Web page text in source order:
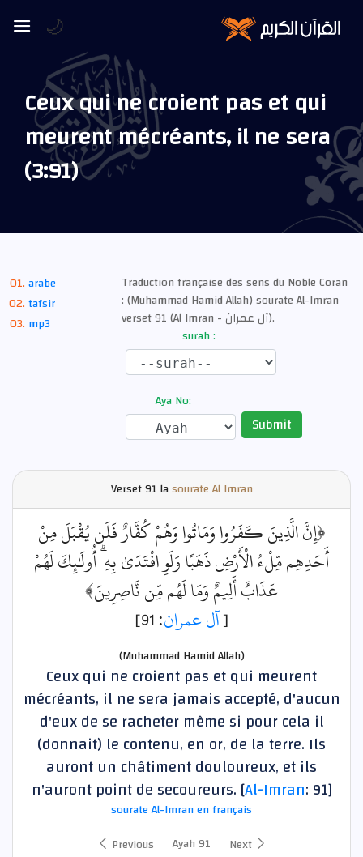
Ceux qui ne croient pas et qui
meurent mécréants, il ne sera
(3:91)
arabe
tafsir
mp3
Traduction française des sens du Noble Coran
: (Muhammad Hamid Allah) sourate Al-Imran
verset 91 (Al Imran - آل عمران).
surah :
Aya No:
Submit
Verset91 lasourate Al Imran
﴿إِنَّ الَّذِينَ كَفَرُوا وَمَاتُوا وَهُمْ كُفَّارٌ فَلَن يُقْبَلَ مِنْ
أَحَدِهِم مِّلْءُ الْأَرْضِ ذَهَبًا وَلَوِ افْتَدَىٰ بِهِ ۗ أُولَٰئِكَ لَهُمْ
عَذَابٌ أَلِيمٌ وَمَا لَهُم مِّن نَّاصِرِينَ﴾
[آل عمران: 91]
(Muhammad Hamid Allah)
Ceux qui ne croient pas et qui meurent
mécréants, il ne sera jamais accepté, d'aucun
d'eux de se racheter même si pour cela il
(donnait) le contenu, en or, de la terre. Ils
auront un châtiment douloureux, et ils
n'auront point de secoureurs. [Al-Imran: 91]
sourate Al-Imran en français
Previous
Ayah 91 Next
🌙